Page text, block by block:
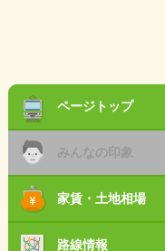
ページトップ
みんなの印象
家賃・土地相場
路線情報